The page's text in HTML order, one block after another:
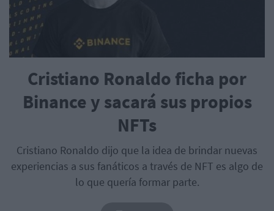
Cristiano Ronaldo ficha por
Binance y sacará sus propios
NFTs
Cristiano Ronaldo dijo que la idea de brindar nuevas
experiencias a sus fanáticos a través de NFT es algo de
lo que quería formar parte.